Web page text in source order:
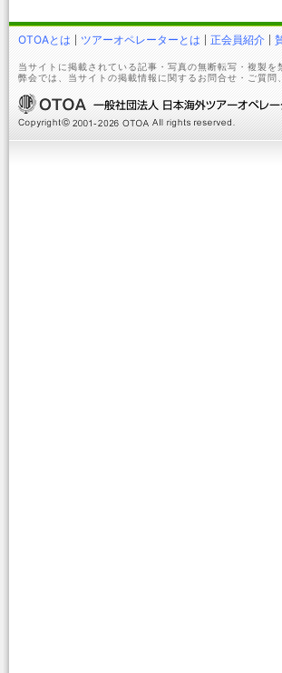
OTOAとは ツアーオペレーターとは 正会員紹介
当サイトに掲載されている記事・写真の無断転写・複製
弊会では、当サイトの掲載情報に関するお問合せ・ご質